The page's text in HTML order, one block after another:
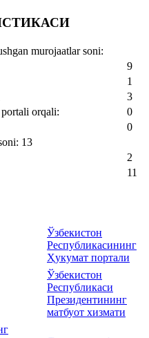
murojaatlar soni:
9
1
3
orqali:
0
0
13
2
11
Ўзбекистон
Республикасининг
Ҳукумат портали
Ўзбекистон
Республикаси
Президентининг
матбуот хизмати